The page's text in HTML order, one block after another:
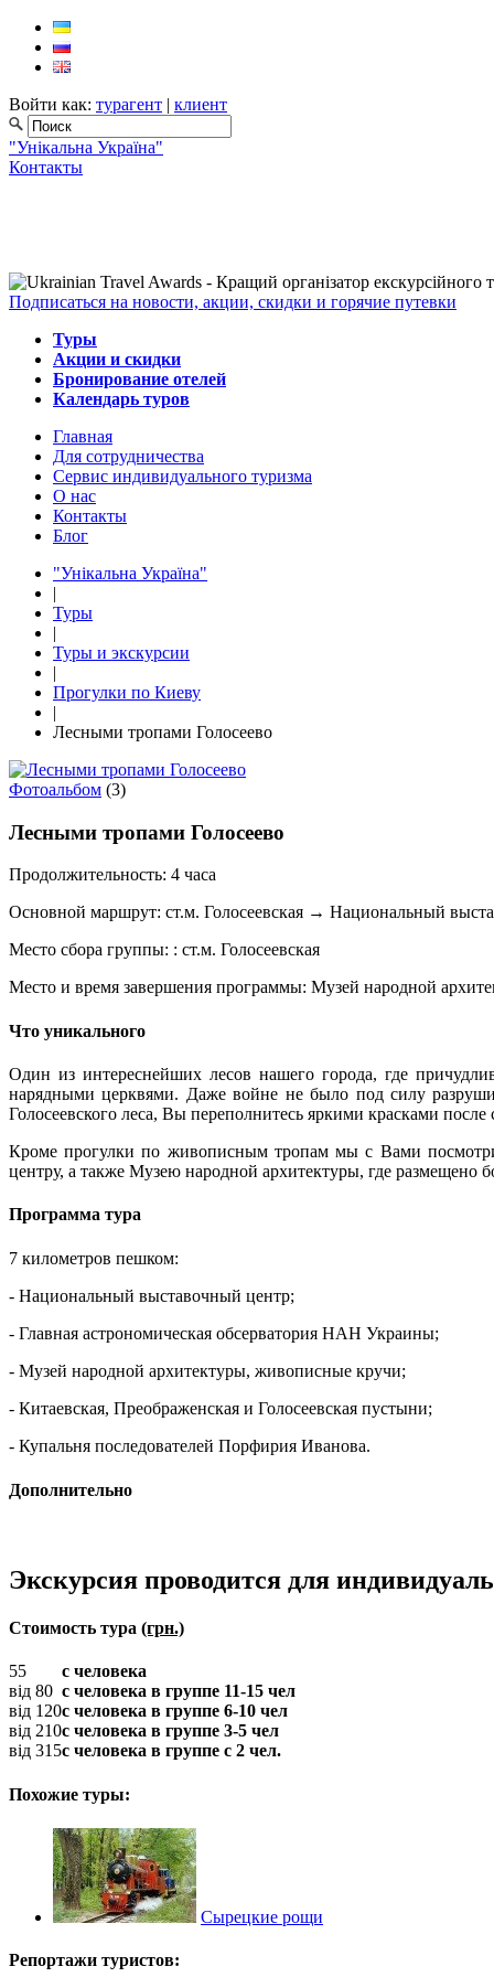
Войти как: турагент | клиент
"Унікальна Україна"
Контакты
Подписаться на новости, акции, скидки и горячие путевки
Туры
Акции и скидки
Бронирование отелей
Календарь туров
Главная
Для сотрудничества
Сервис индивидуального туризма
О нас
Контакты
Блог
"Унікальна Україна"
|
Туры
|
Туры и экскурсии
|
Прогулки по Киеву
|
Лесными тропами Голосеево
Фотоальбом (3)
Лесными тропами Голосеево
Продолжительность: 4 часа
Основной маршрут: ст.м. Голосеевская → Национальный
Место сбора группы: : ст.м. Голосеевская
Место и время завершения программы: Музей народной
Что уникального
Один из интереснейших лесов нашего города, где
нарядными церквями. Даже войне не было под силу
Голосеевского леса, Вы переполнитесь яркими красками после
Кроме прогулки по живописным тропам мы с Вами
центру, а также Музею народной архитектуры, где размещено
Программа тура
7 километров пешком:
- Национальный выставочный центр;
- Главная астрономическая обсерватория НАН Украины;
- Музей народной архитектуры, живописные кручи;
- Китаевская, Преображенская и Голосеевская пустыни;
- Купальня последователей Порфирия Иванова.
Дополнительно
Экскурсия проводится для
Стоимость тура (грн.)
55
с человека
від 80 с человека в группе 11-15 чел
від 120с человека в группе 6-10 чел
від 210с человека в группе 3-5 чел
від 315с человека в группе с 2 чел.
Похожие туры:
Сырецкие рощи
Репортажи туристов: